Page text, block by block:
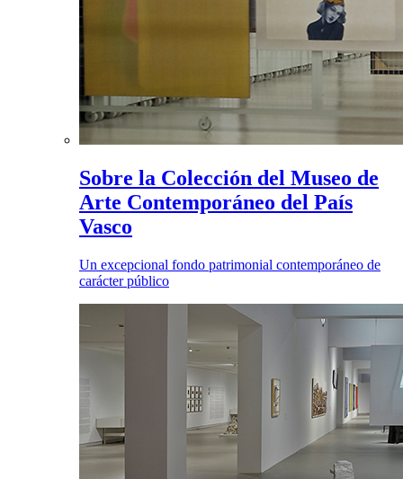
Sobre la Colección del Museo de
Arte Contemporáneo del País
Vasco
Un excepcional fondo patrimonial contemporáneo de
carácter público